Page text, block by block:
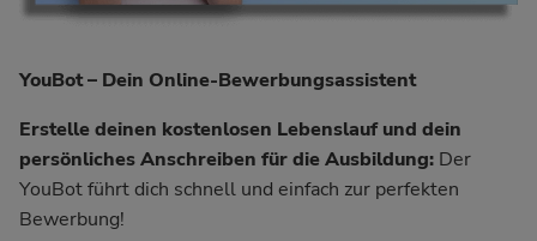
YouBot – Dein Online-Bewerbungsassistent
Erstelle deinen kostenlosen Lebenslauf und dein
persönliches Anschreiben für die Ausbildung: Der
YouBot führt dich schnell und einfach zur perfekten
Bewerbung!